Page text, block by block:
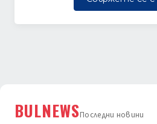
BULNEWS
ПОСЛЕДНИ НОВИНИ ОТ BULNEWS